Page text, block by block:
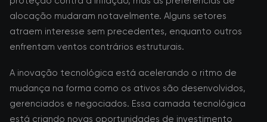
alocação mudaram notavelmente. Alguns setores
atraem interesse sem precedentes, enquanto outros
enfrentam ventos contrários estruturais.
A inovação tecnológica está acelerando o ritmo de
mudança na forma como os ativos são desenvolvidos,
gerenciados e negociados. Essa camada tecnológica
está criando novas oportunidades de investimento